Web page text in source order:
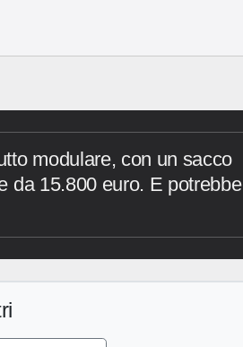
modulare, con un sacco
da 15.800 euro. E potrebbe